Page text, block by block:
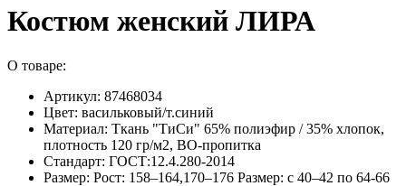
Костюм женский ЛИРА
О товаре:
Артикул: 87468034
Цвет: васильковый/т.синий
Материал: Ткань "ТиСи" 65% полиэфир / 35% хлопок,
плотность 120 гр/м2, ВО-пропитка
Стандарт: ГОСТ:12.4.280-2014
Размер: Рост: 158–164,170–176 Размер: с 40–42 по 64-66